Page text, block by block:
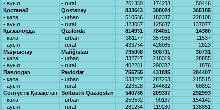
- ауыл
- rural 261350 174283
50446
Қостанай
Qostаnаy 833643 308024
365185
- қала
- urban 510586 182387
228108
- ауыл
- rural 323057 125637
137077
Қызылорда
Qızılordа 814931 784051
14360
- қала
- urban 381177 357966
11537
- ауыл
- rural 433754 426085
2823
Маңғыстау
Mаñğıstаu 735008 508701
30731
- қала
- urban 332727 218319
28855
- ауыл
- rural 402281 290382
1876
Павлодар
Pаvlodаr 756755 431885
284407
- қала
- urban 533227 287253
215515
- ауыл
- rural 223528 144632
68892
Солтүстік Қазақстан
Soltüstik Qаzаqstаn 540786 209397
292993
- қала
- urban 259532 90167
154142
- ауыл
- rural 281254 119230
138851